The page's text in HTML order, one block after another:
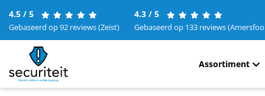
4.5 / 5
Gebaseerd op 92 reviews (Zeist)
4.3 / 5
Gebaseerd op 133 reviews
Assortiment